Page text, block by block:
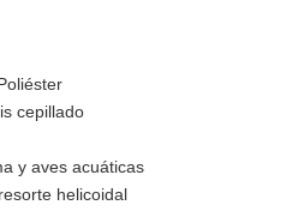
cepillado
y aves acuáticas
helicoidal